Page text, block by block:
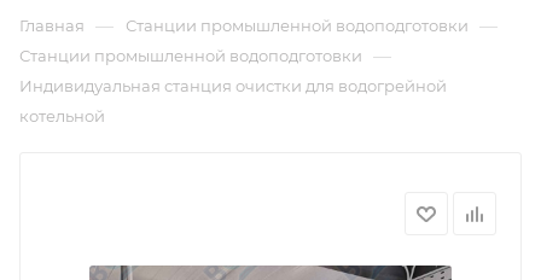
Главная — Станции промышленной водоподготовки —
Станции промышленной водоподготовки —
Индивидуальная станция очистки для водогрейной
котельной